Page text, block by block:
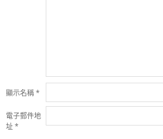
顯示名稱*
電子郵件地
址*